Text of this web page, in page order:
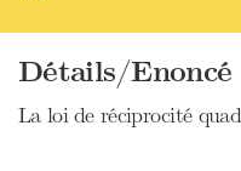
Détails/Enoncé
La loi de réciprocité